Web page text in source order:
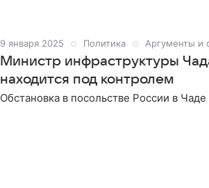
9 января 2025 Политика Аргументы и
Министр инфраструктуры
находится под контролем
Обстановка в посольстве России в